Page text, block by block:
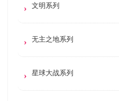
文明系列
无主之地系列
星球大战系列